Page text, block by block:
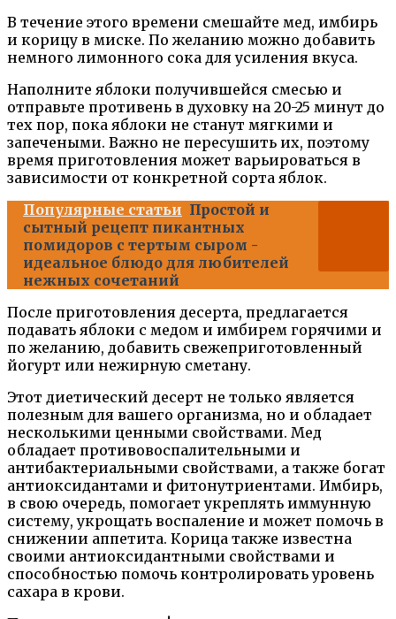
В течение этого времени смешайте мед, имбирь
и корицу в миске. По желанию можно добавить
немного лимонного сока для усиления вкуса.
Наполните яблоки получившейся смесью и
отправьте противень в духовку на 20-25 минут до
тех пор, пока яблоки не станут мягкими и
запечеными. Важно не пересушить их, поэтому
время приготовления может варьироваться в
зависимости от конкретной сорта яблок.
Популярные статьи Простой и
сытный рецепт пикантных
помидоров с тертым сыром -
идеальное блюдо для любителей
нежных сочетаний
После приготовления десерта, предлагается
подавать яблоки с медом и имбирем горячими и
по желанию, добавить свежеприготовленный
йогурт или нежирную сметану.
Этот диетический десерт не только является
полезным для вашего организма, но и обладает
несколькими ценными свойствами. Мед
обладает противовоспалительными и
антибактериальными свойствами, а также богат
антиоксидантами и фитонутриентами. Имбирь,
в свою очередь, помогает укреплять иммунную
систему, укрощать воспаление и может помочь в
снижении аппетита. Корица также известна
своими антиоксидантными свойствами и
способностью помочь контролировать уровень
сахара в крови.